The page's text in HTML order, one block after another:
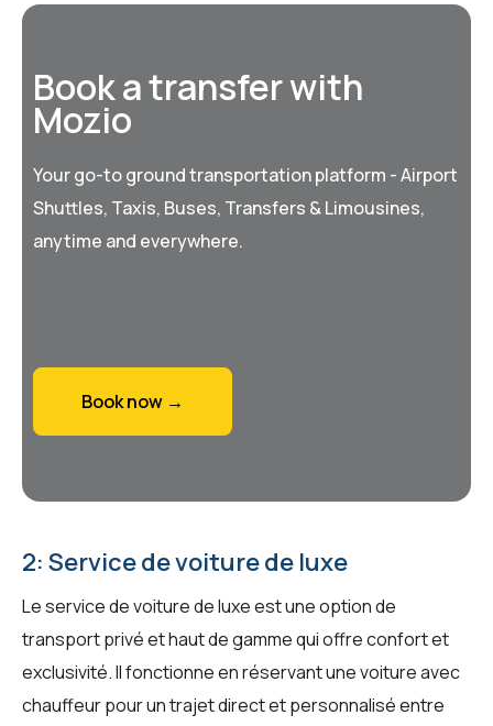
Book a transfer with
Mozio
Your go-to ground transportation platform - Airport
Shuttles, Taxis, Buses, Transfers & Limousines,
anytime and everywhere.
Book now →
2: Service de voiture de luxe
Le service de voiture de luxe est une option de
transport privé et haut de gamme qui offre confort et
exclusivité. Il fonctionne en réservant une voiture avec
chauffeur pour un trajet direct et personnalisé entre